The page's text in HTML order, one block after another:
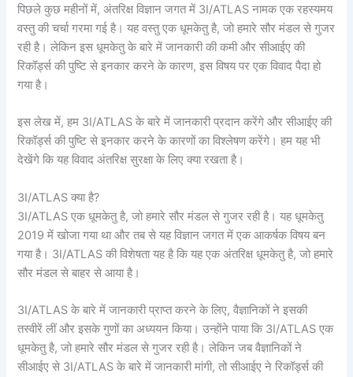
पिछले कुछ महीनों में, अंतरिक्ष विज्ञान जगत में 3I/ATLAS नामक एक रहस्यमय
वस्तु की चर्चा गरमा गई है। यह वस्तु एक धूमकेतु है, जो हमारे सौर मंडल से गुजर
रही है। लेकिन इस धूमकेतु के बारे में जानकारी की कमी और सीआईए की
रिकॉर्ड्स की पुष्टि से इनकार करने के कारण, इस विषय पर एक विवाद पैदा हो
गया है।
इस लेख में, हम 3I/ATLAS के बारे में जानकारी प्रदान करेंगे और सीआईए की
रिकॉर्ड्स की पुष्टि से इनकार करने के कारणों का विश्लेषण करेंगे। हम यह भी
देखेंगे कि यह विवाद अंतरिक्ष सुरक्षा के लिए क्या रखता है।
3I/ATLAS क्या है?
3I/ATLAS एक धूमकेतु है, जो हमारे सौर मंडल से गुजर रही है। यह धूमकेतु
2019 में खोजा गया था और तब से यह विज्ञान जगत में एक आकर्षक विषय बन
गया है। 3I/ATLAS की विशेषता यह है कि यह एक अंतरिक्ष धूमकेतु है, जो हमारे
सौर मंडल से बाहर से आया है।
3I/ATLAS के बारे में जानकारी प्राप्त करने के लिए, वैज्ञानिकों ने इसकी
तस्वीरें लीं और इसके गुणों का अध्ययन किया। उन्होंने पाया कि 3I/ATLAS एक
धूमकेतु है, जो हमारे सौर मंडल से गुजर रही है। लेकिन जब वैज्ञानिकों ने
सीआईए से 3I/ATLAS के बारे में जानकारी मांगी, तो सीआईए ने रिकॉर्ड्स की